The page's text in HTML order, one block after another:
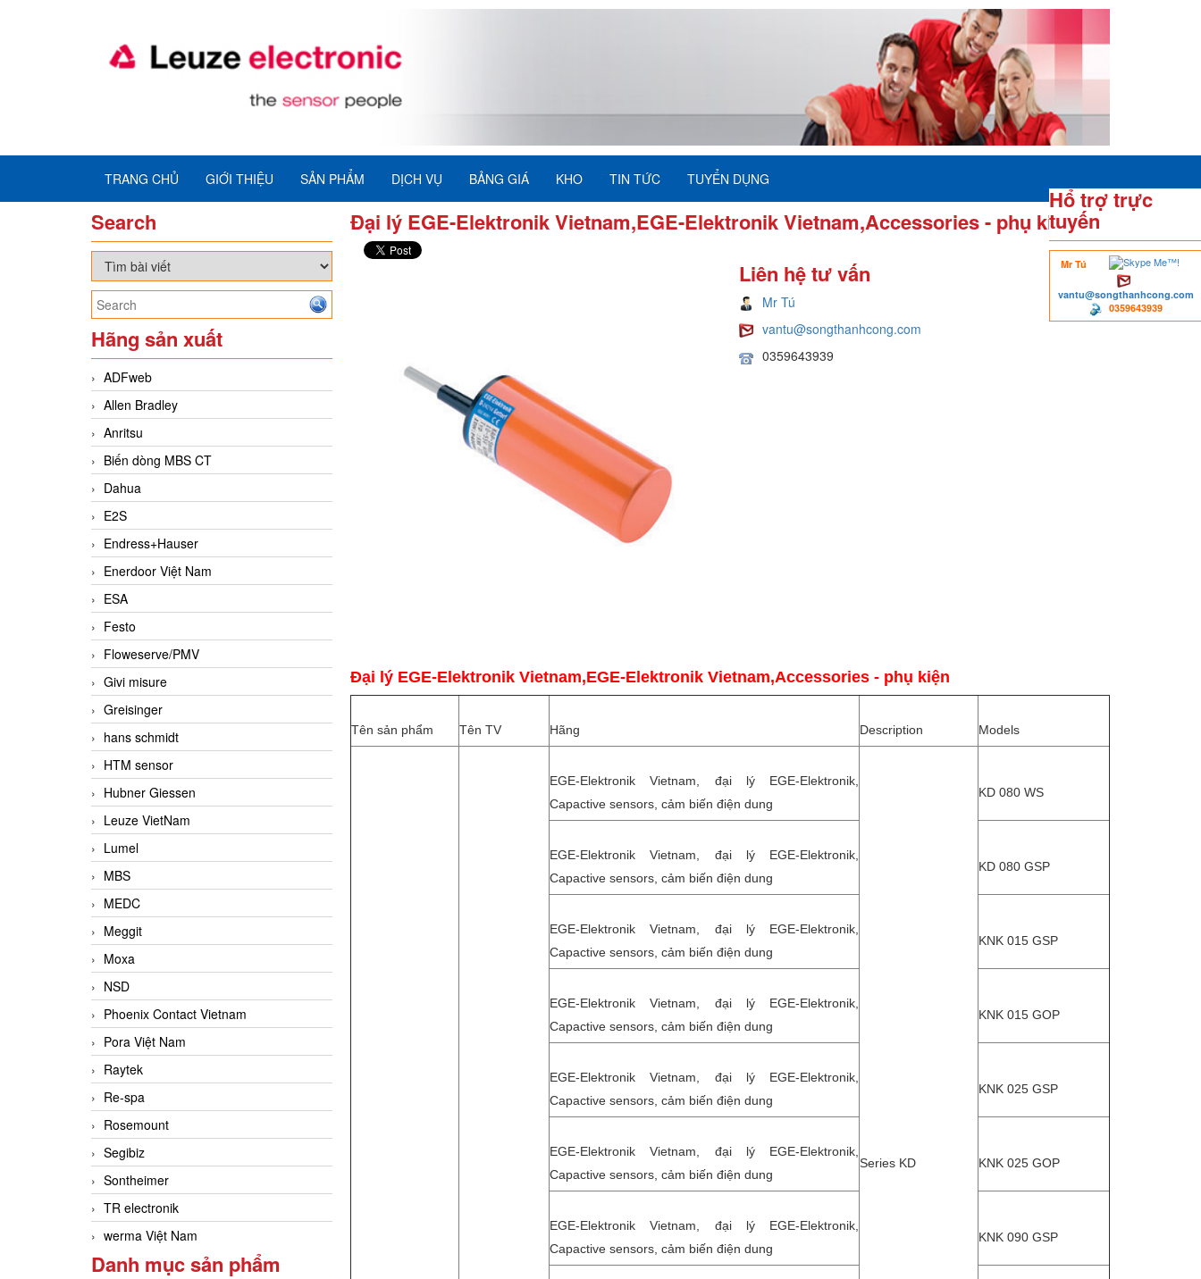
TRANG CHỦ GIỚI THIỆU SẢN PHẨM DỊCH VỤ BẢNG GIÁ KHO TIN TỨC TUYỂN DỤNG
Search
Hổ trợ trực
tuyến
Mr Tú
vantu@songthanhcong.com
0359643939
Hãng sản xuất
ADFweb
Allen Bradley
Anritsu
Biến dòng MBS CT
Dahua
E2S
Endress+Hauser
Enerdoor Việt Nam
ESA
Festo
Floweserve/PMV
Givi misure
Greisinger
hans schmidt
HTM sensor
Hubner Giessen
Leuze VietNam
Lumel
MBS
MEDC
Meggit
Moxa
NSD
Phoenix Contact Vietnam
Pora Việt Nam
Raytek
Re-spa
Rosemount
Segibiz
Sontheimer
TR electronik
werma Việt Nam
Danh mục sản phẩm
Đại lý EGE-Elektronik Vietnam,EGE-Elektronik Vietnam,Accessories - phụ kiện
Liên hệ tư vấn
Mr Tú
vantu@songthanhcong.com
0359643939
Đại lý EGE-Elektronik Vietnam,EGE-Elektronik Vietnam,Accessories - phụ kiện
Tên sản phẩm Tên TV Hãng Description Models
EGE-Elektronik Vietnam, đại lý EGE-Elektronik,
Capactive sensors, cảm biến điện dung
Series KD
KD 080 WS
EGE-Elektronik Vietnam, đại lý EGE-Elektronik,
Capactive sensors, cảm biến điện dung
KD 080 GSP
EGE-Elektronik Vietnam, đại lý EGE-Elektronik,
Capactive sensors, cảm biến điện dung
KNK 015 GSP
EGE-Elektronik Vietnam, đại lý EGE-Elektronik,
Capactive sensors, cảm biến điện dung
KNK 015 GOP
EGE-Elektronik Vietnam, đại lý EGE-Elektronik,
Capactive sensors, cảm biến điện dung
KNK 025 GSP
EGE-Elektronik Vietnam, đại lý EGE-Elektronik,
Capactive sensors, cảm biến điện dung
KNK 025 GOP
EGE-Elektronik Vietnam, đại lý EGE-Elektronik,
Capactive sensors, cảm biến điện dung
KNK 090 GSP